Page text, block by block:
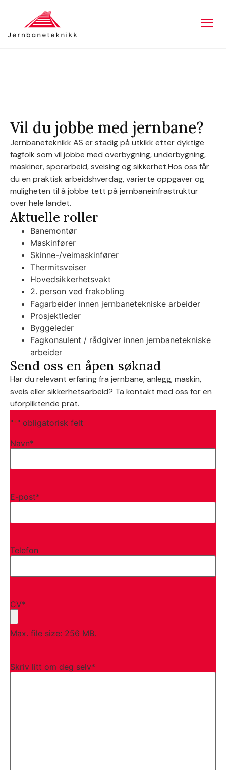
Vil du jobbe med jernbane?
Jernbaneteknikk AS er stadig på utkikk etter dyktige
fagfolk som vil jobbe med overbygning, underbygning,
maskiner, sporarbeid, sveising og sikkerhet.Hos oss får
du en praktisk arbeidshverdag, varierte oppgaver og
muligheten til å jobbe tett på jernbaneinfrastruktur
over hele landet.
Aktuelle roller
Banemontør
Maskinfører
Skinne-/veimaskinfører
Thermitsveiser
Hovedsikkerhetsvakt
2. person ved frakobling
Fagarbeider innen jernbanetekniske arbeider
Prosjektleder
Byggeleder
Fagkonsulent / rådgiver innen jernbanetekniske
arbeider
Send oss en åpen søknad
Har du relevant erfaring fra jernbane, anlegg, maskin,
sveis eller sikkerhetsarbeid? Ta kontakt med oss for en
uforpliktende prat.
"*" obligatorisk felt
Navn*
E-post*
Telefon
CV*
Max. file size: 256 MB.
Skriv litt om deg selv*